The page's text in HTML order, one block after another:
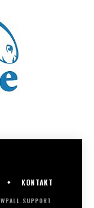
KONTAKT
WPALL.SUPPORT